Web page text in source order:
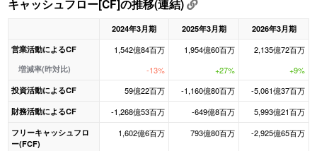
キャッシュフロー[CF]の推移(連結)
2024年3月期 2025年3月期
2026年3月期
営業活動によるCF
増減率(昨対比)
1,542億84百万
-13%
1,954億60百万
+27%
2,135億72百万
+9%
投資活動によるCF 59億22百万 -1,160億80百万 -5,061億37百万
財務活動によるCF -1,268億53百万 -649億8百万 5,993億21百万
フリーキャッシュフロ
ー(FCF)
1,602億6百万 793億80百万 -2,925億65百万